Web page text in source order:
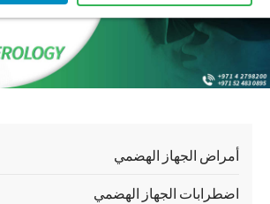
أمراض الجهاز الهضمي
اضطرابات الجهاز الهضمي